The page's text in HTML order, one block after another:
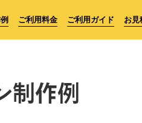
ご利用料金 ご利用ガイド お見
制作例